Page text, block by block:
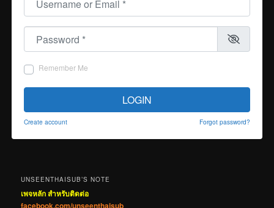
Remember Me
LOGIN
Create account Forgot password?
UNSEENTHAISUB’S NOTE
เพจหลัก สำหรับติดต่อ
facebook.com/unseenthaisub